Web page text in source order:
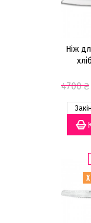
Бренд
Матеріал
Ніж
4700₴